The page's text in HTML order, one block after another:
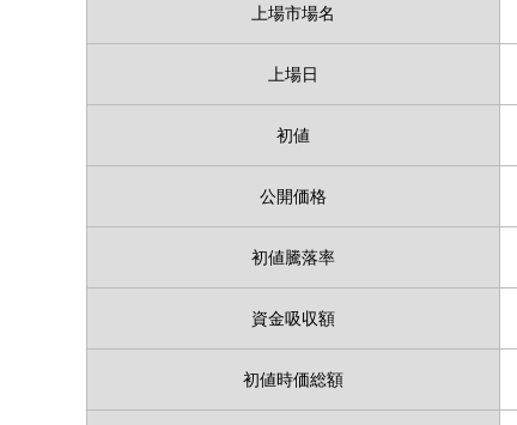
上場市場名
上場日
初値
公開価格
初値騰落率
資金吸収額
初値時価総額